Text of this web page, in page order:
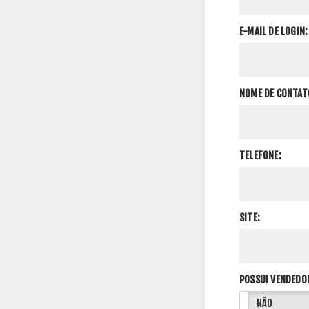
E-MAIL DE LOGIN:
NOME DE
TELEFONE:
SITE:
POSSUI
NÃO